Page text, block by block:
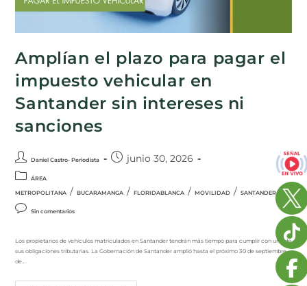
Amplían el plazo para pagar el
impuesto vehicular en
Santander sin intereses ni
sanciones
Daniel Castro- Periodista junio 30, 2026
ÁREA
METROPOLITANA / BUCARAMANGA / FLORIDABLANCA / MOVILIDAD / SANTANDER
Sin comentarios
Los propietarios de vehículos matriculados en Santander tendrán más tiempo para cumplir con una de
sus obligaciones tributarias. La Gobernación de Santander amplió hasta el próximo 30 de septiembre
de…